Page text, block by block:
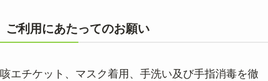
ご利用にあたってのお願い
咳エチケット、マスク着用、手洗い及び手指消毒を徹